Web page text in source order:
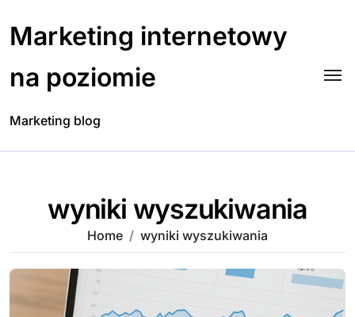
content
Marketing internetowy
na poziomie
Marketing blog
wyniki wyszukiwania
Home wyniki wyszukiwania